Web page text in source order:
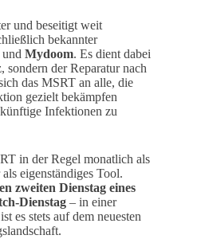
und beseitigt weit
bekannter
und Mydoom. Es dient dabei
sondern der Reparatur nach
das MSRT an alle, die
gezielt bekämpfen
Infektionen zu
in der Regel monatlich als
eigenständiges Tool.
zweiten Dienstag eines
Dienstag – in einer
es stets auf dem neuesten